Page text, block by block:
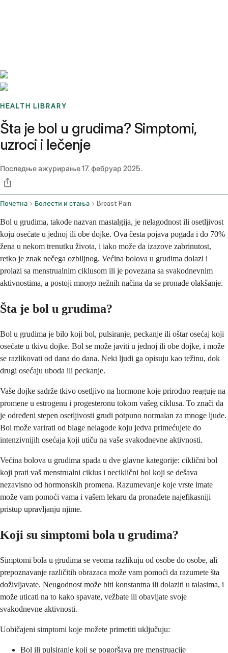
HEALTH LIBRARY
Šta je bol u grudima? Simptomi,
uzroci i lečenje
Последње ажурирање17. фебруар 2025.
Почетна Болести и стања Breast Pain
Bol u grudima, takođe nazvan mastalgija, je nelagodnost ili osetljivost
koju osećate u jednoj ili obe dojke. Ova česta pojava pogađa i do 70%
žena u nekom trenutku života, i iako može da izazove zabrinutost,
retko je znak nečega ozbiljnog. Većina bolova u grudima dolazi i
prolazi sa menstrualnim ciklusom ili je povezana sa svakodnevnim
aktivnostima, a postoji mnogo nežnih načina da se pronađe olakšanje.
Šta je bol u grudima?
Bol u grudima je bilo koji bol, pulsiranje, peckanje ili oštar osećaj koji
osećate u tkivu dojke. Bol se može javiti u jednoj ili obe dojke, i može
se razlikovati od dana do dana. Neki ljudi ga opisuju kao težinu, dok
drugi osećaju uboda ili peckanje.
Vaše dojke sadrže tkivo osetljivo na hormone koje prirodno reaguje na
promene u estrogenu i progesteronu tokom vašeg ciklusa. To znači da
je određeni stepen osetljivosti grudi potpuno normalan za mnoge ljude.
Bol može varirati od blage nelagode koju jedva primećujete do
intenzivnijih osećaja koji utiču na vaše svakodnevne aktivnosti.
Većina bolova u grudima spada u dve glavne kategorije: ciklični bol
koji prati vaš menstrualni ciklus i neciklični bol koji se dešava
nezavisno od hormonskih promena. Razumevanje koje vrste imate
može vam pomoći vama i vašem lekaru da pronađete najefikasniji
pristup upravljanju njime.
Koji su simptomi bola u grudima?
Simptomi bola u grudima se veoma razlikuju od osobe do osobe, ali
prepoznavanje različitih obrazaca može vam pomoći da razumete šta
doživljavate. Neugodnost može biti konstantna ili dolaziti u talasima, i
može uticati na to kako spavate, vežbate ili obavljate svoje
svakodnevne aktivnosti.
Uobičajeni simptomi koje možete primetiti uključuju:
Bol ili pulsiranje koji se pogoršava pre menstruacije